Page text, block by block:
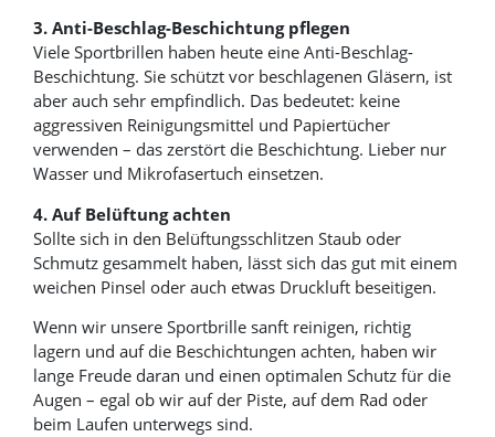
3. Anti-Beschlag-Beschichtung pflegen
Viele Sportbrillen haben heute eine Anti-Beschlag-
Beschichtung. Sie schützt vor beschlagenen Gläsern, ist
aber auch sehr empfindlich. Das bedeutet: keine
aggressiven Reinigungsmittel und Papiertücher
verwenden – das zerstört die Beschichtung. Lieber nur
Wasser und Mikrofasertuch einsetzen.
4. Auf Belüftung achten
Sollte sich in den Belüftungsschlitzen Staub oder
Schmutz gesammelt haben, lässt sich das gut mit einem
weichen Pinsel oder auch etwas Druckluft beseitigen.
Wenn wir unsere Sportbrille sanft reinigen, richtig
lagern und auf die Beschichtungen achten, haben wir
lange Freude daran und einen optimalen Schutz für die
Augen – egal ob wir auf der Piste, auf dem Rad oder
beim Laufen unterwegs sind.